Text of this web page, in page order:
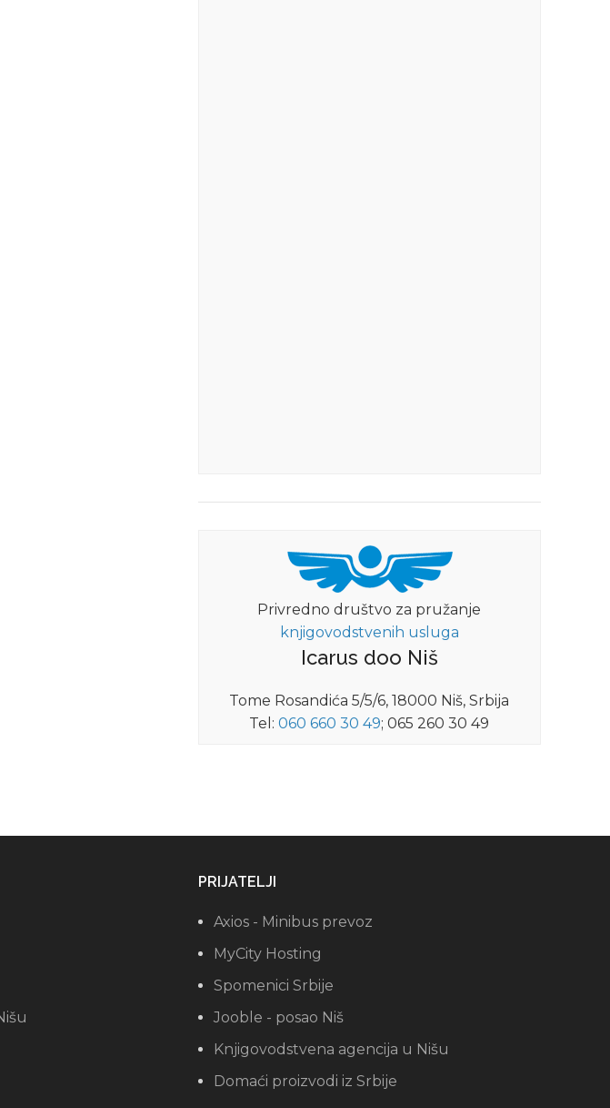
Privredno društvo za pružanje
knjigovodstvenih usluga
Icarus doo Niš
Tome Rosandića 5/5/6, 18000 Niš, Srbija
Tel:060 660 30 49; 065 260 30 49
PRIJATELJI
Axios - Minibus prevoz
MyCity Hosting
Spomenici Srbije
Jooble - posao Niš
Knjigovodstvena agencija u Nišu
Domaći proizvodi iz Srbije